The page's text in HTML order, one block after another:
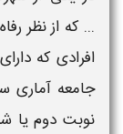
... که از نظر
افرادی که
جامعه آماری
نوبت دوم یا